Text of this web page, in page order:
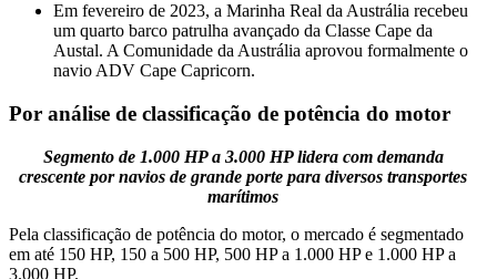
Em fevereiro de 2023, a Marinha Real da Austrália recebeu
um quarto barco patrulha avançado da Classe Cape da
Austal. A Comunidade da Austrália aprovou formalmente o
navio ADV Cape Capricorn.
Por análise de classificação de potência do motor
Segmento de 1.000 HP a 3.000 HP lidera com demanda
crescente por navios de grande porte para diversos transportes
marítimos
Pela classificação de potência do motor, o mercado é segmentado
em até 150 HP, 150 a 500 HP, 500 HP a 1.000 HP e 1.000 HP a
3.000 HP.